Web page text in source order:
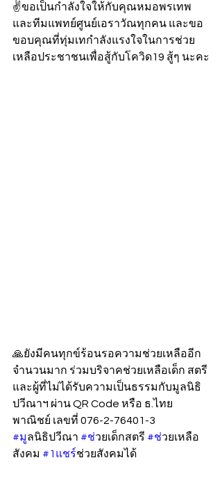
✌️ขอเป็นกำลังใจให้กับคุณหมอพรเทพ
และทีมแพทย์ศูนย์เอราวัณทุกคน และขอ
ขอบคุณที่ทุ่มเทกำลังแรงใจในการช่วย
เหลือประชาชนเพื่อสู้กับโควิด19 สู้ๆ นะคะ
🙏ยังมีคนทุกข์ร้อนรอความช่วยเหลืออีก
จำนวนมาก ร่วมบริจาคช่วยเหลือเด็ก สตรี
และผู้ที่ไม่ได้รับความเป็นธรรมกับมูลนิธิ
ปวีณาฯ ผ่าน QR Code หรือ ธ.ไทย
พาณิชย์ เลขที่ 076-2-76401-3
#มูลนิธิปวีณา #ช่วยเด็กสตรี #ช่วยเหลือ
สังคม #1แชร์ช่วยสังคมได้